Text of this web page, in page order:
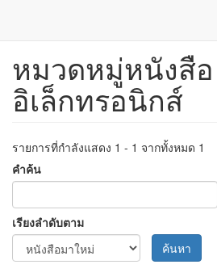
ข้าม
เนื้อหา
หมวดหมู่หนังสือ
อิเล็กทรอนิกส์
รายการที่กำลังแสดง 1 - 1 จากทั้งหมด 1
คำค้น
เรียงลำดับตาม
ค้นหา